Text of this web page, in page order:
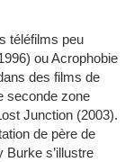
téléfilms peu
ou Acrophobie
des films de
seconde zone
Junction (2003).
de père de
Burke s’illustre